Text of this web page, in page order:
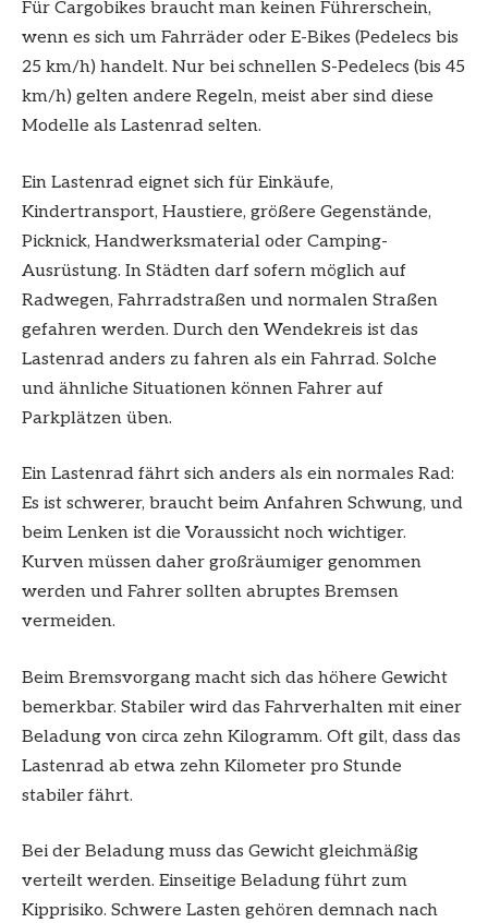
Für Cargobikes braucht man keinen Führerschein,
wenn es sich um Fahrräder oder E-Bikes (Pedelecs bis
25 km/h) handelt. Nur bei schnellen S-Pedelecs (bis 45
km/h) gelten andere Regeln, meist aber sind diese
Modelle als Lastenrad selten.
Ein Lastenrad eignet sich für Einkäufe,
Kindertransport, Haustiere, größere Gegenstände,
Picknick, Handwerksmaterial oder Camping-
Ausrüstung. In Städten darf sofern möglich auf
Radwegen, Fahrradstraßen und normalen Straßen
gefahren werden. Durch den Wendekreis ist das
Lastenrad anders zu fahren als ein Fahrrad. Solche
und ähnliche Situationen können Fahrer auf
Parkplätzen üben.
Ein Lastenrad fährt sich anders als ein normales Rad:
Es ist schwerer, braucht beim Anfahren Schwung, und
beim Lenken ist die Voraussicht noch wichtiger.
Kurven müssen daher großräumiger genommen
werden und Fahrer sollten abruptes Bremsen
vermeiden.
Beim Bremsvorgang macht sich das höhere Gewicht
bemerkbar. Stabiler wird das Fahrverhalten mit einer
Beladung von circa zehn Kilogramm. Oft gilt, dass das
Lastenrad ab etwa zehn Kilometer pro Stunde
stabiler fährt.
Bei der Beladung muss das Gewicht gleichmäßig
verteilt werden. Einseitige Beladung führt zum
Kipprisiko. Schwere Lasten gehören demnach nach